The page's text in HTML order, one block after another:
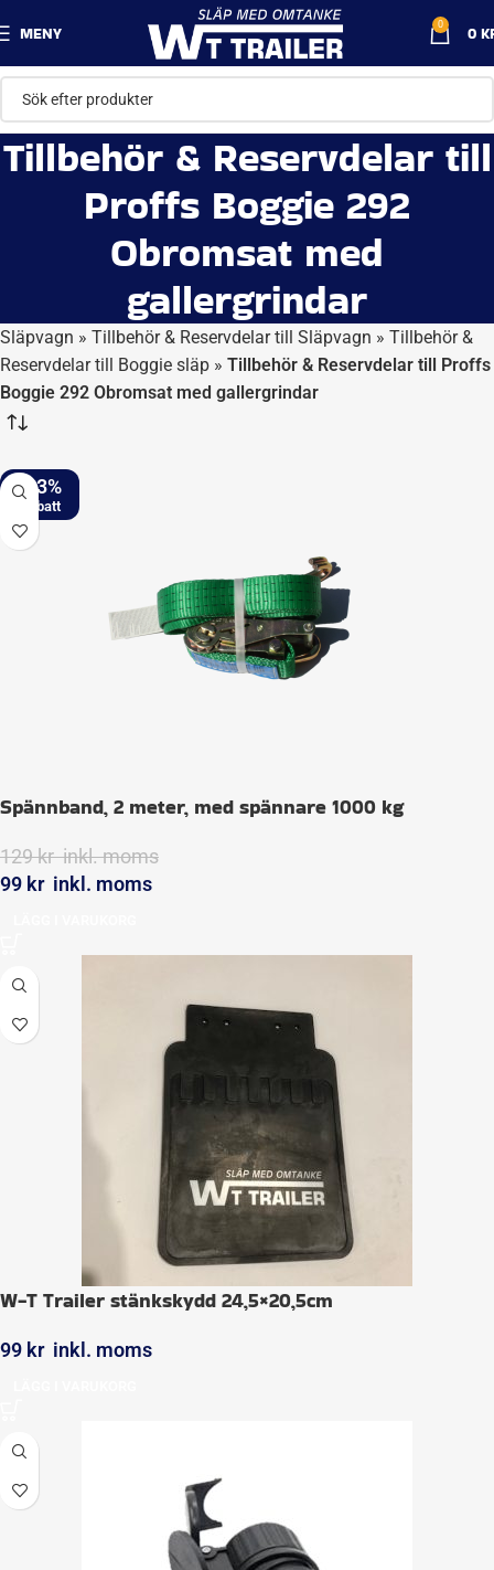
MENY 0 0
Tillbehör & Reservdelar till
Proffs Boggie 292
Obromsat med
gallergrindar
Släpvagn » Tillbehör & Reservdelar till Släpvagn » Tillbehör &
Reservdelar till Boggie släp » Tillbehör & Reservdelar till Proffs
Boggie 292 Obromsat med gallergrindar
-23%
Spännband, 2 meter, med spännare 1000 kg
129kr inkl. moms
99 kr inkl. moms
W-T Trailer stänkskydd 24,5×20,5cm
99 kr inkl. moms